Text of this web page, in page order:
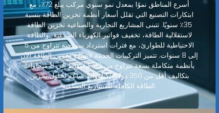
أسرع المناطق نموًا بمعدل نمو سنوي مركب يبلغ 72٪، مع
ابتكارات التصنيع التي تقلل أسعار أنظمة تخزين الطاقة بنسبة
35٪ سنويًا. تتبنى المشاريع التجارية والصناعية تخزين الطاقة
لاستقلالية الطاقة، تخفيف فواتير الكهرباء الصناعية، والطاقة
الاحتياطية للطوارئ، مع فترات استرداد نموذجية تتراوح من 5
إلى 8 سنوات. تتميز التركيبات الحديثة لأنظمة تخزين الطاقة الآن
بأنظمة متكاملة بسعة تتراوح من 80 كيلوواط إلى 8 ميجاواط
بتكاليف أقل من 350 دولارًا/كيلوواط ساعة لحلول تخزين
الطاقة الكاملة للمشاريع الصناعية.